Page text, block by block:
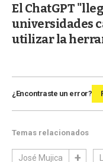
El ChatGPT
universidades
utilizar la
¿Encontraste un error?
Temas relacionados
José Mujica